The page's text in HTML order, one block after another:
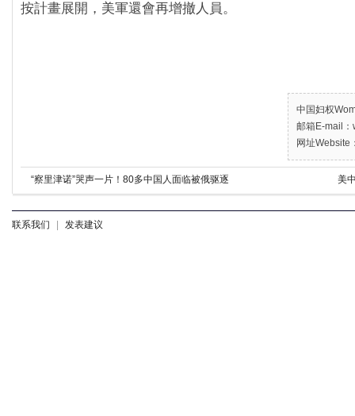
按計畫展開，美軍還會再增撤人員。
中国妇权
邮箱E-mail
网址Website
“察里津诺”哭声一片！80多中国人面临被俄驱逐 美
联系我们 发表建议